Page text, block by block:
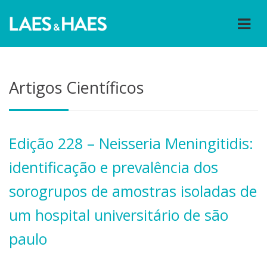
Artigos Científicos
Edição 228 – Neisseria Meningitidis:
identificação e prevalência dos
sorogrupos de amostras isoladas de
um hospital universitário de são
paulo